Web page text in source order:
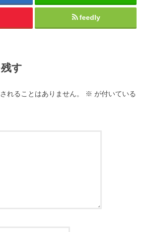
feedly
す
れることはありません。 ※ が付いている